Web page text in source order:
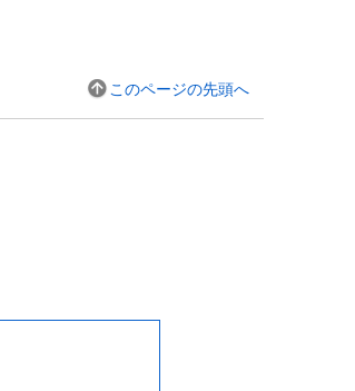
このページの先頭へ